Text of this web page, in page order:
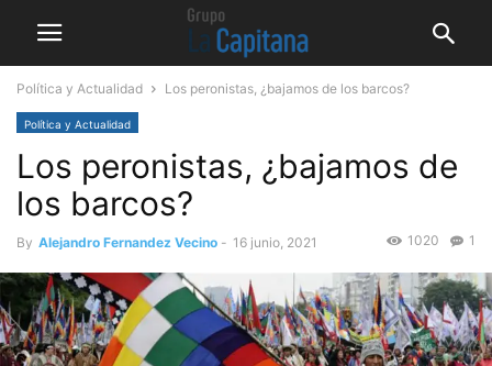
Política y Actualidad Los peronistas, ¿bajamos de los barcos?
Política y Actualidad
Los peronistas, ¿bajamos de
los barcos?
By Alejandro Fernandez Vecino - 16 junio, 2021 1
1020